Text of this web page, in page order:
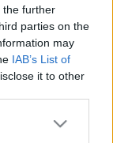
the further
parties on the
may
IAB’s List of
it to other
more Google
operaci